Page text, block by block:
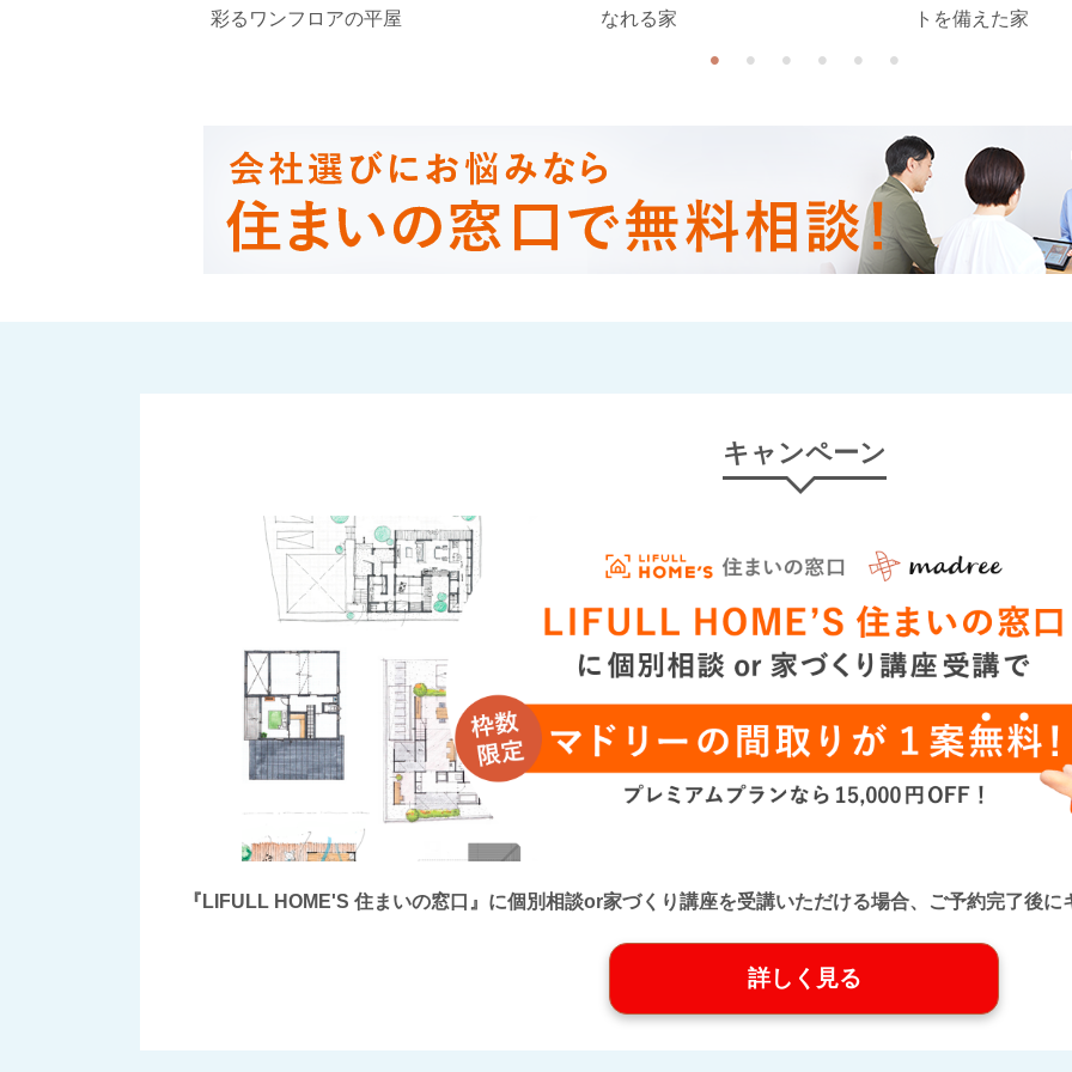
彩るワンフロアの平屋 なれる家 トを備えた家
キャンペーン
『LIFULL HOME'S 住まいの窓口』に個別相談or家づくり講座を受講いただける場合、ご予約完了後
詳しく見る